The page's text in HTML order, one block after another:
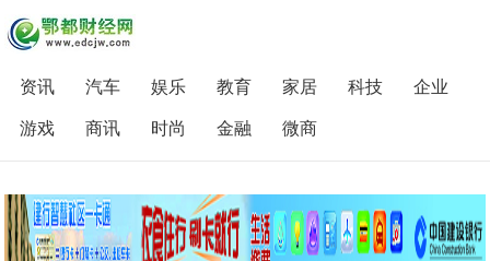
资讯 汽车 娱乐 教育 家居 科技
企业
游戏
商讯 时尚 金融 微商